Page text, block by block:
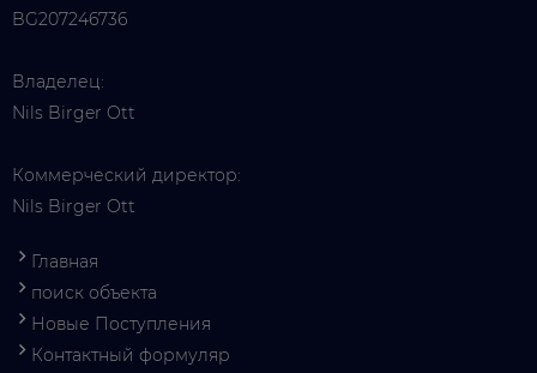
BG207246736
Владелец:
Nils Birger Ott
Коммерческий директор:
Nils Birger Ott
Главная
поиск объекта
Новые Поступления
Контактный формуляр